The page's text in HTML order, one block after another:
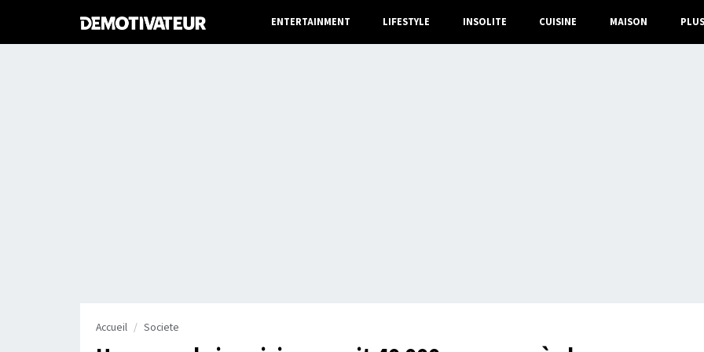
ENTERTAINMENT LIFESTYLE INSOLITE CUISINE MAISON PLUS
Accueil Societe